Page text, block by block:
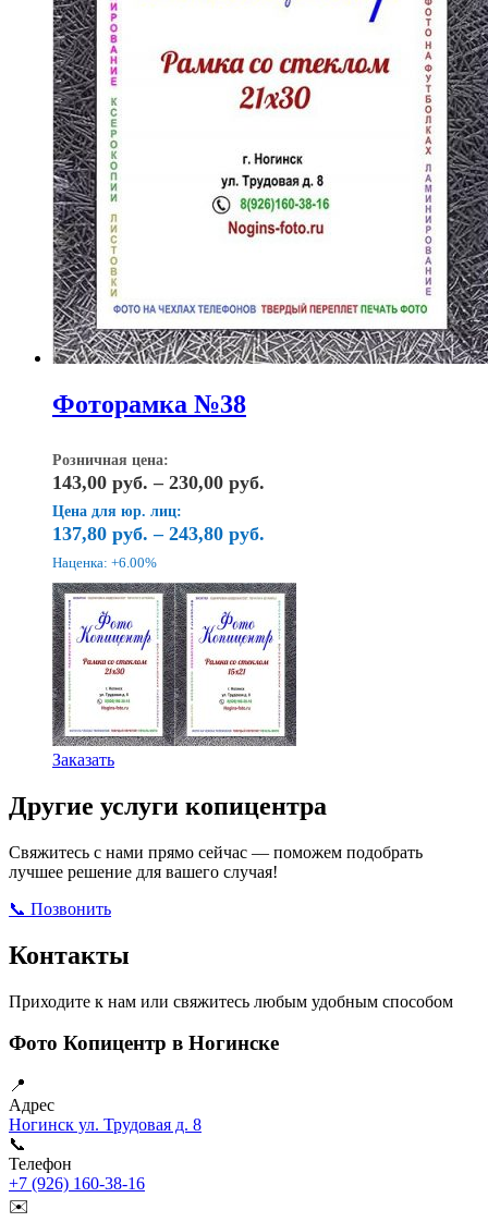
Фоторамка №38
Розничная цена:
143,00 руб. – 230,00 руб.
230,00
руб.
Цена для юр. лиц:
137,80 руб. – 243,80 руб.
Наценка: +6.00%
ЗаказатьЭтот
несколько
Опции
можно
товара.
Другие услуги копицентра
Свяжитесь с нами прямо сейчас — поможем подобрать
лучшее решение для вашего случая!
📞 Позвонить
Контакты
Приходите к нам или свяжитесь любым удобным способом
Фото Копицентр в Ногинске
📍
Адрес
Ногинск ул. Трудовая д. 8
📞
Телефон
+7 (926) 160-38-16
✉️